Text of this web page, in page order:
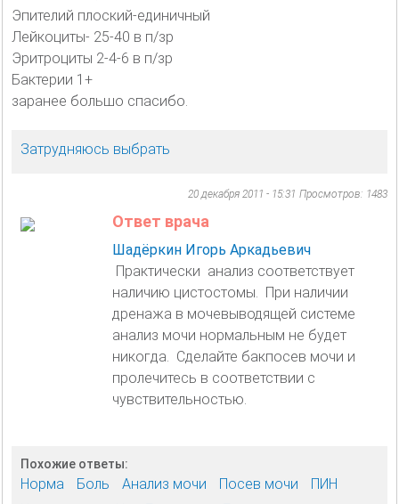
Эпителий плоский-единичный
Лейкоциты- 25-40 в п/зр
Эритроциты 2-4-6 в п/зр
Бактерии 1+
заранее большо спасибо.
Затрудняюсь выбрать
20 декабря 2011 - 15:31 Просмотров: 1483
Ответ врача
Шадёркин Игорь Аркадьевич
Практически анализ соответствует
наличию цистостомы. При наличии
дренажа в мочевыводящей системе
анализ мочи нормальным не будет
никогда. Сделайте бакпосев мочи и
пролечитесь в соответствии с
чувствительностью.
Похожие ответы:
Норма Боль Анализ мочи Посев мочи
ПИН